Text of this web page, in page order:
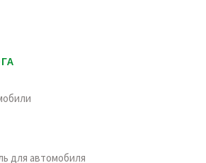
для автомобиля